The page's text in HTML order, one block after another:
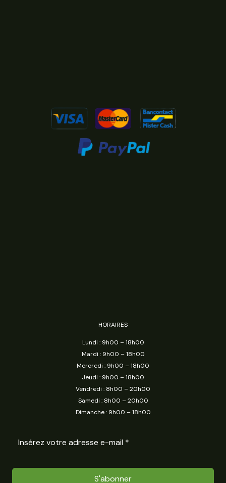
HORAIRES
Lundi : 9h00 – 18h00
Mardi : 9h00 – 18h00
Mercredi : 9h00 – 18h00
Jeudi : 9h00 – 18h00
Vendredi : 8h00 – 20h00
Samedi : 8h00 – 20h00
Dimanche : 9h00 – 18h00
S'abonner